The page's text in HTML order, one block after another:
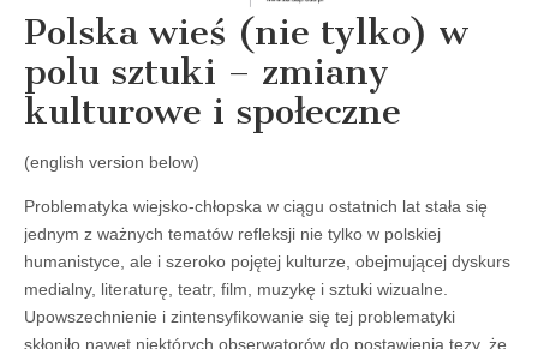
Polska wieś (nie tylko) w
polu sztuki – zmiany
kulturowe i społeczne
(english version below)
Problematyka wiejsko-chłopska w ciągu ostatnich lat stała się
jednym z ważnych tematów refleksji nie tylko w polskiej
humanistyce, ale i szeroko pojętej kulturze, obejmującej dyskurs
medialny, literaturę, teatr, film, muzykę i sztuki wizualne.
Upowszechnienie i zintensyfikowanie się tej problematyki
skłoniło nawet niektórych obserwatorów do postawienia tezy, że